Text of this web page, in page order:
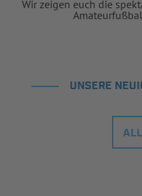
Wir zeigen euch die
UNSERE